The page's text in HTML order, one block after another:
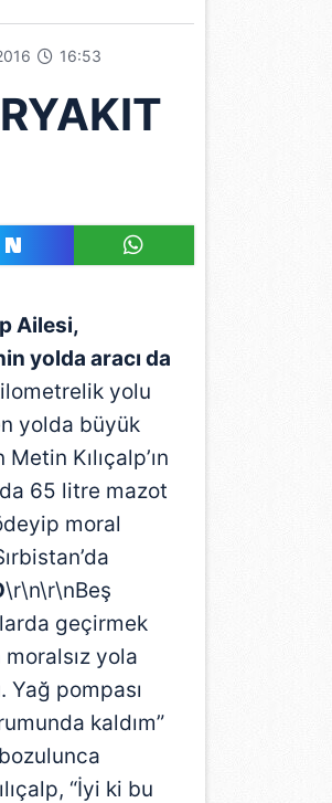
16:53
Ailesi,
yolda aracı da
yolu
yolda büyük
Kılıçalp’ın
65 litre mazot
moral
\r\n\r\nBeş
geçirmek
moralsız yola
Yağ pompası
kaldım”
“İyi ki bu